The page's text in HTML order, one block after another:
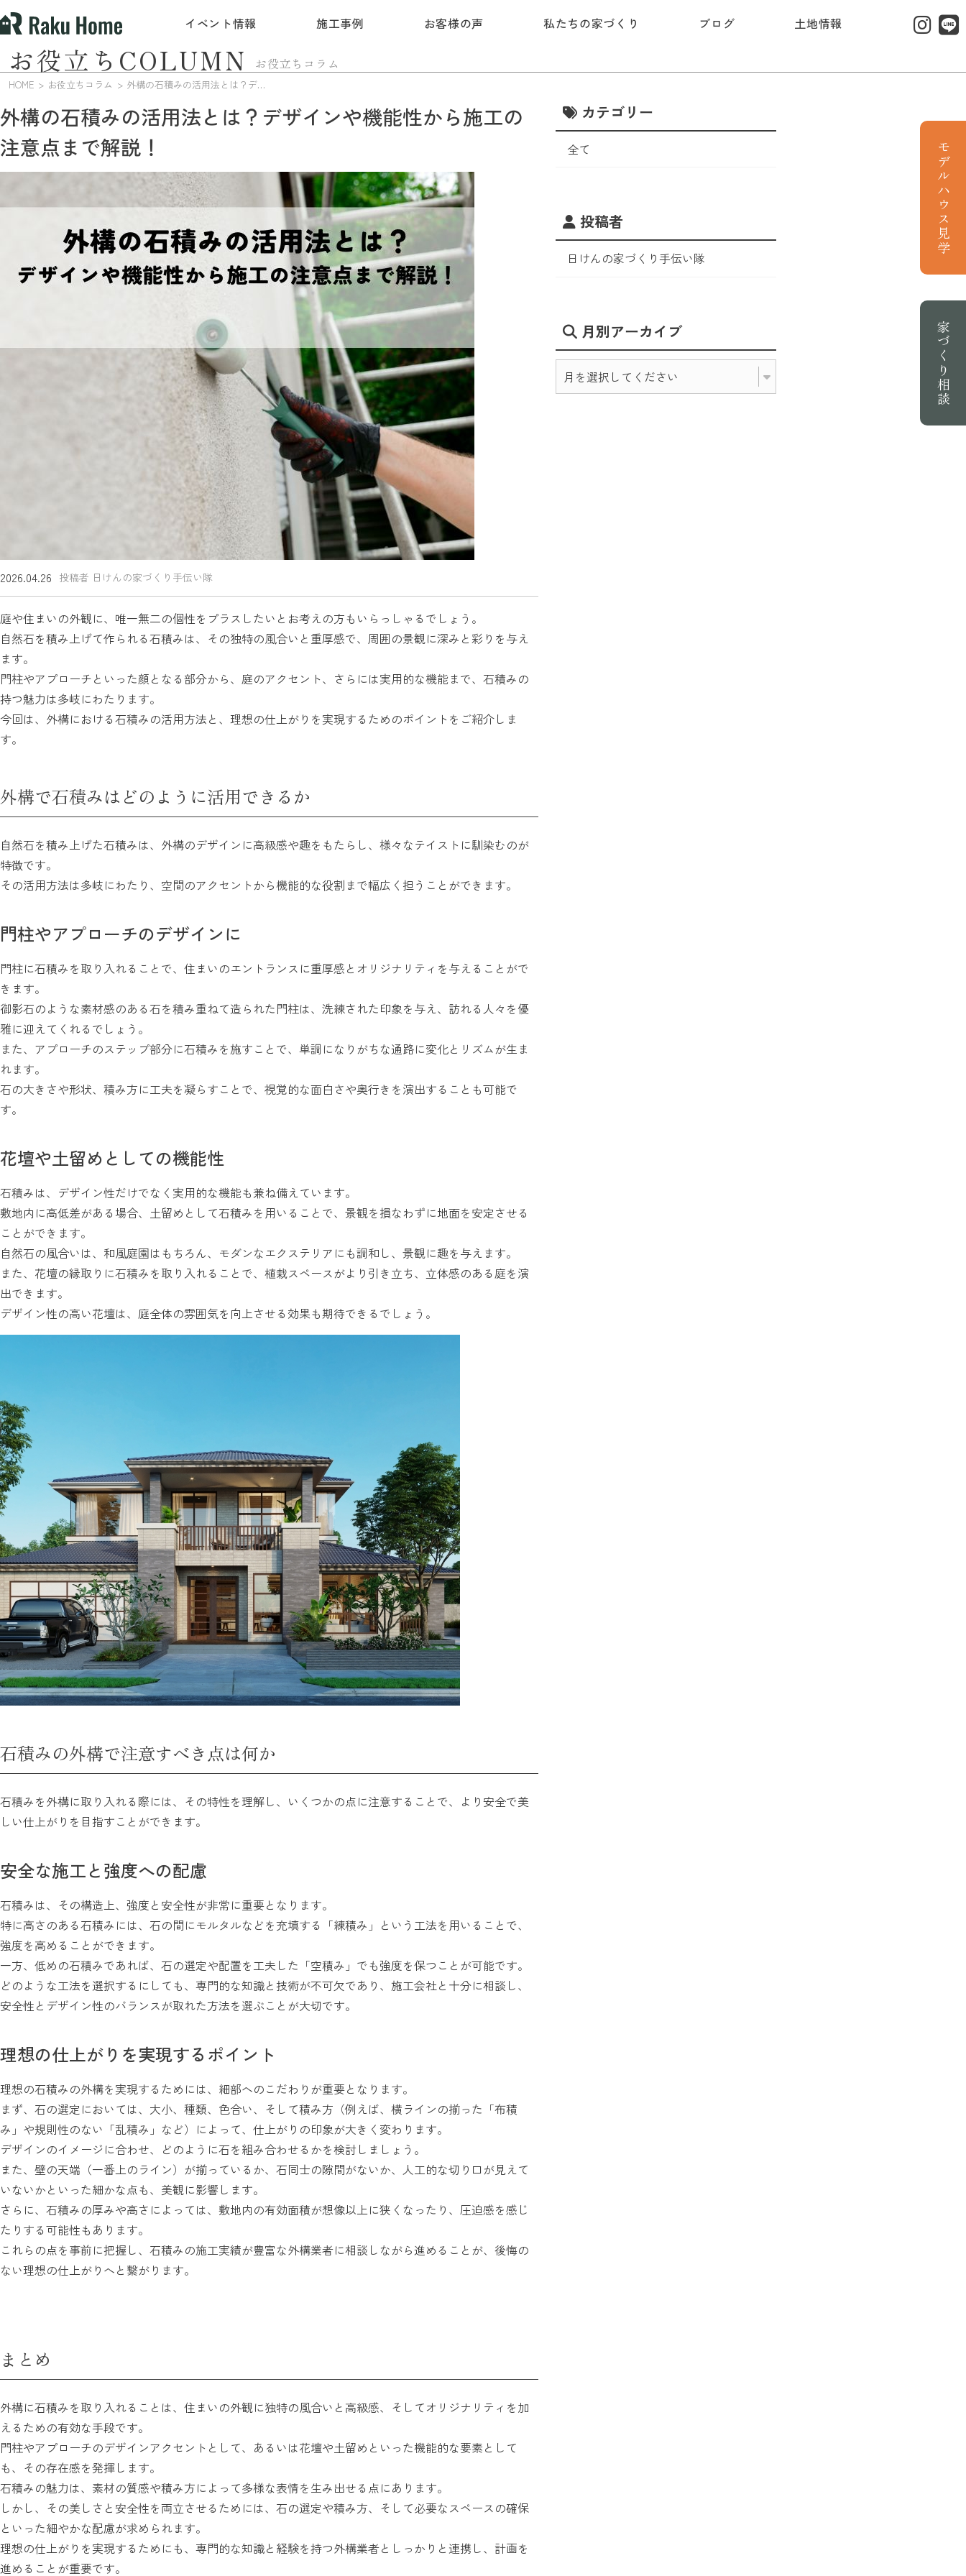
イベント情報 施工事例 お客様の声 私たちの家づくり ブログ 土地情報
お役立ちコラム
お役立ちCOLUMN
HOME お役立ちコラム 外構の石積みの活用法とは？デザインや機能性から施工の注意点まで解説！
外構の石積みの活用法とは？デザインや機能性から施工の
注意点まで解説！
2026.04.26 投稿者 日けんの家づくり手伝い隊
庭や住まいの外観に、唯一無二の個性をプラスしたいとお考えの方もいらっしゃるでしょう。
自然石を積み上げて作られる石積みは、その独特の風合いと重厚感で、周囲の景観に深みと彩りを与え
ます。
門柱やアプローチといった顔となる部分から、庭のアクセント、さらには実用的な機能まで、石積みの
持つ魅力は多岐にわたります。
今回は、外構における石積みの活用方法と、理想の仕上がりを実現するためのポイントをご紹介しま
す。
外構で石積みはどのように活用できるか
自然石を積み上げた石積みは、外構のデザインに高級感や趣をもたらし、様々なテイストに馴染むのが
特徴です。
その活用方法は多岐にわたり、空間のアクセントから機能的な役割まで幅広く担うことができます。
門柱やアプローチのデザインに
門柱に石積みを取り入れることで、住まいのエントランスに重厚感とオリジナリティを与えることがで
きます。
御影石のような素材感のある石を積み重ねて造られた門柱は、洗練された印象を与え、訪れる人々を優
雅に迎えてくれるでしょう。
また、アプローチのステップ部分に石積みを施すことで、単調になりがちな通路に変化とリズムが生ま
れます。
石の大きさや形状、積み方に工夫を凝らすことで、視覚的な面白さや奥行きを演出することも可能で
す。
花壇や土留めとしての機能性
石積みは、デザイン性だけでなく実用的な機能も兼ね備えています。
敷地内に高低差がある場合、土留めとして石積みを用いることで、景観を損なわずに地面を安定させる
ことができます。
自然石の風合いは、和風庭園はもちろん、モダンなエクステリアにも調和し、景観に趣を与えます。
また、花壇の縁取りに石積みを取り入れることで、植栽スペースがより引き立ち、立体感のある庭を演
出できます。
デザイン性の高い花壇は、庭全体の雰囲気を向上させる効果も期待できるでしょう。
石積みの外構で注意すべき点は何か
石積みを外構に取り入れる際には、その特性を理解し、いくつかの点に注意することで、より安全で美
しい仕上がりを目指すことができます。
安全な施工と強度への配慮
石積みは、その構造上、強度と安全性が非常に重要となります。
特に高さのある石積みには、石の間にモルタルなどを充填する「練積み」という工法を用いることで、
強度を高めることができます。
一方、低めの石積みであれば、石の選定や配置を工夫した「空積み」でも強度を保つことが可能です。
どのような工法を選択するにしても、専門的な知識と技術が不可欠であり、施工会社と十分に相談し、
安全性とデザイン性のバランスが取れた方法を選ぶことが大切です。
理想の仕上がりを実現するポイント
理想の石積みの外構を実現するためには、細部へのこだわりが重要となります。
まず、石の選定においては、大小、種類、色合い、そして積み方（例えば、横ラインの揃った「布積
み」や規則性のない「乱積み」など）によって、仕上がりの印象が大きく変わります。
デザインのイメージに合わせ、どのように石を組み合わせるかを検討しましょう。
また、壁の天端（一番上のライン）が揃っているか、石同士の隙間がないか、人工的な切り口が見えて
いないかといった細かな点も、美観に影響します。
さらに、石積みの厚みや高さによっては、敷地内の有効面積が想像以上に狭くなったり、圧迫感を感じ
たりする可能性もあります。
これらの点を事前に把握し、石積みの施工実績が豊富な外構業者に相談しながら進めることが、後悔の
ない理想の仕上がりへと繋がります。
まとめ
外構に石積みを取り入れることは、住まいの外観に独特の風合いと高級感、そしてオリジナリティを加
えるための有効な手段です。
門柱やアプローチのデザインアクセントとして、あるいは花壇や土留めといった機能的な要素として
も、その存在感を発揮します。
石積みの魅力は、素材の質感や積み方によって多様な表情を生み出せる点にあります。
しかし、その美しさと安全性を両立させるためには、石の選定や積み方、そして必要なスペースの確保
といった細やかな配慮が求められます。
理想の仕上がりを実現するためにも、専門的な知識と経験を持つ外構業者としっかりと連携し、計画を
進めることが重要です。
カテゴリー
全て
投稿者
日けんの家づくり手伝い隊
月別アーカイブ
モデルハウス見学
家づくり相談